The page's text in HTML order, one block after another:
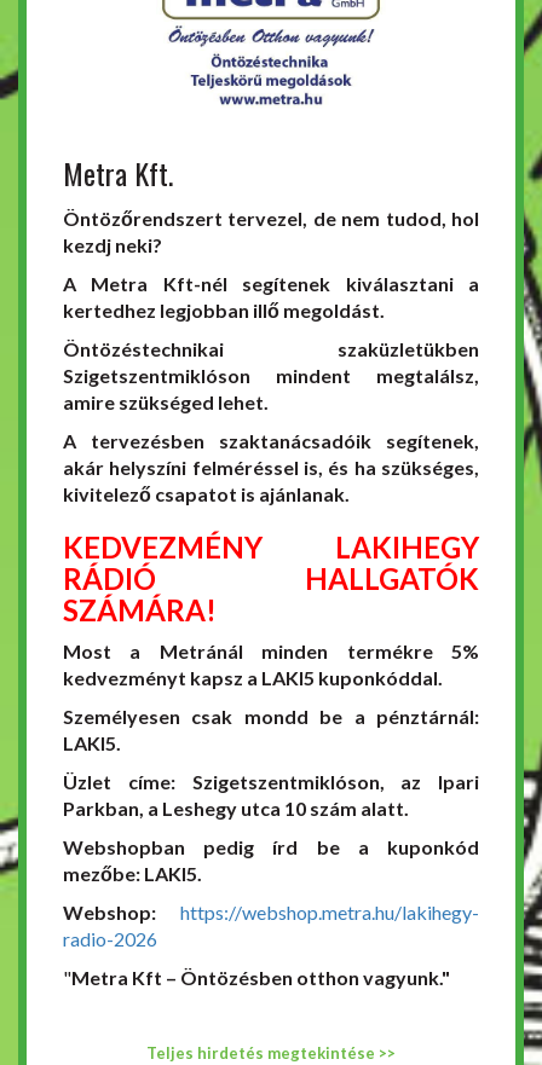
Metra Kft.
Öntözőrendszert tervezel, de nem tudod, hol
kezdj neki?
A Metra Kft-nél segítenek kiválasztani a
kertedhez legjobban illő megoldást.
Öntözéstechnikai szaküzletükben
Szigetszentmiklóson mindent megtalálsz,
amire szükséged lehet.
A tervezésben szaktanácsadóik segítenek,
akár helyszíni felméréssel is, és ha szükséges,
kivitelező csapatot is ajánlanak.
KEDVEZMÉNY LAKIHEGY
RÁDIÓ HALLGATÓK
SZÁMÁRA!
Most a Metránál minden termékre 5%
kedvezményt kapsz a LAKI5 kuponkóddal.
Személyesen csak mondd be a pénztárnál:
LAKI5.
Üzlet címe: Szigetszentmiklóson, az Ipari
Parkban, a Leshegy utca 10 szám alatt.
Webshopban pedig írd be a kuponkód
mezőbe: LAKI5.
Webshop: https://webshop.metra.hu/lakihegy-
radio-2026
"Metra Kft – Öntözésben otthon vagyunk."
Teljes hirdetés megtekintése >>